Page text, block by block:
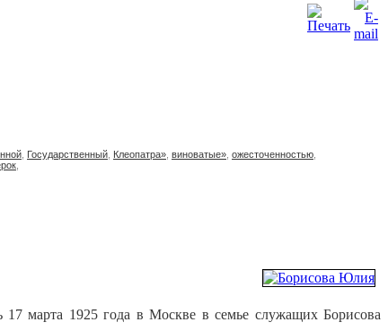
Государственный Клеопатра» виноватые» ожесточенностью
17 марта 1925 года в Москве в семье служащих Борисова